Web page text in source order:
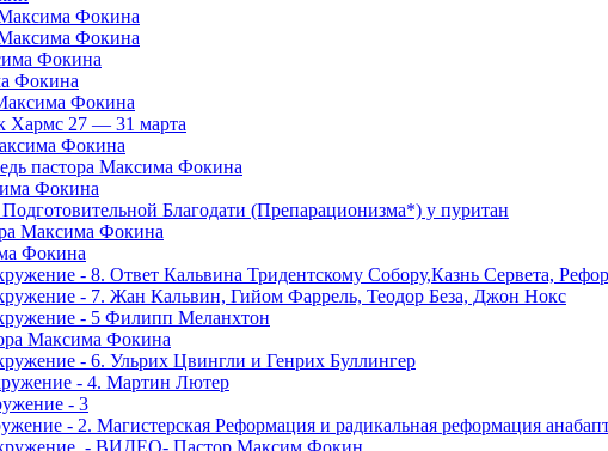
Фокина
Фокина
Фокина
Фокина
Фокина
Хармс 27 — 31 марта
Фокина
пастора Максима Фокина
Фокина
Благодати (Препарационизма*) у пуритан
Максима Фокина
Фокина
- 8. Ответ Кальвина Тридентскому Собору,Казнь Сервета,
- 7. Жан Кальвин, Гийом Фаррель, Теодор Беза, Джон Нокс
- 5 Филипп Меланхтон
Максима Фокина
- 6. Ульрих Цвингли и Генрих Буллингер
- 4. Мартин Лютер
- 3
- 2. Магистерская Реформация и радикальная реформация
- ВИДЕО- Пастор Максим Фокин